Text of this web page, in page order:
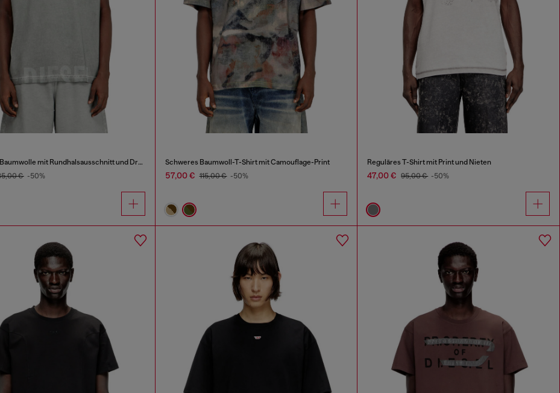
T-Shirt aus Baumwolle mit Rundhalsausschnitt und Druck
€ -50%
Schweres Baumwoll-T-Shirt mit Camouflage-Print
57,00 € 115,00 € -50%
Reguläres T-Shirt mit Print und Nieten
47,00 € 95,00 € -50%